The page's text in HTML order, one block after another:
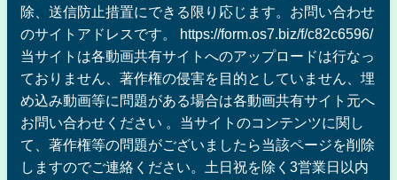
除、送信防止措置にできる限り応じます。お問い合わせ
のサイトアドレスです。 https://form.os7.biz/f/c82c6596/
当サイトは各動画共有サイトへのアップロードは行なっ
ておりません、著作権の侵害を目的としていません、埋
め込み動画等に問題がある場合は各動画共有サイト元へ
お問い合わせください 。当サイトのコンテンツに関し
て、著作権等の問題がございましたら当該ページを削除
しますのでご連絡ください。土日祝を除く3営業日以内